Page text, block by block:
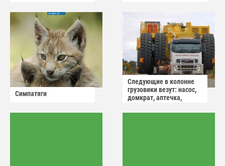
Симпатяги
Следующие в колонне
грузовики везут: насос,
домкрат, аптечка,